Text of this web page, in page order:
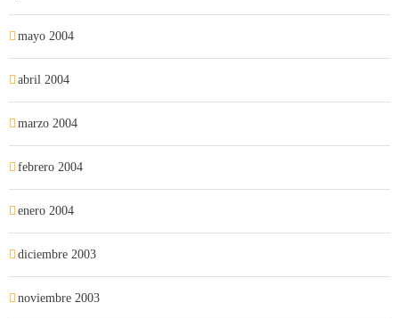
mayo 2004
abril 2004
marzo 2004
febrero 2004
enero 2004
diciembre 2003
noviembre 2003